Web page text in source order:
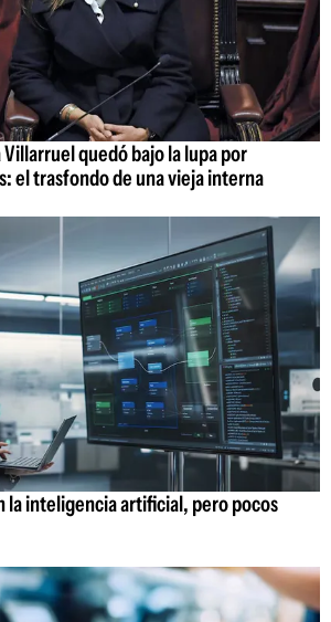
Villarruel quedó bajo la lupa por
el trasfondo de una vieja interna
la inteligencia artificial, pero pocos